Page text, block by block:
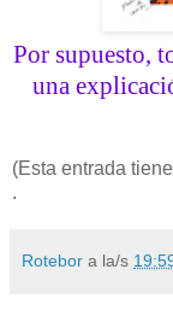
Por supuesto,
una
(Esta entrada
.
Rotebor a la/s